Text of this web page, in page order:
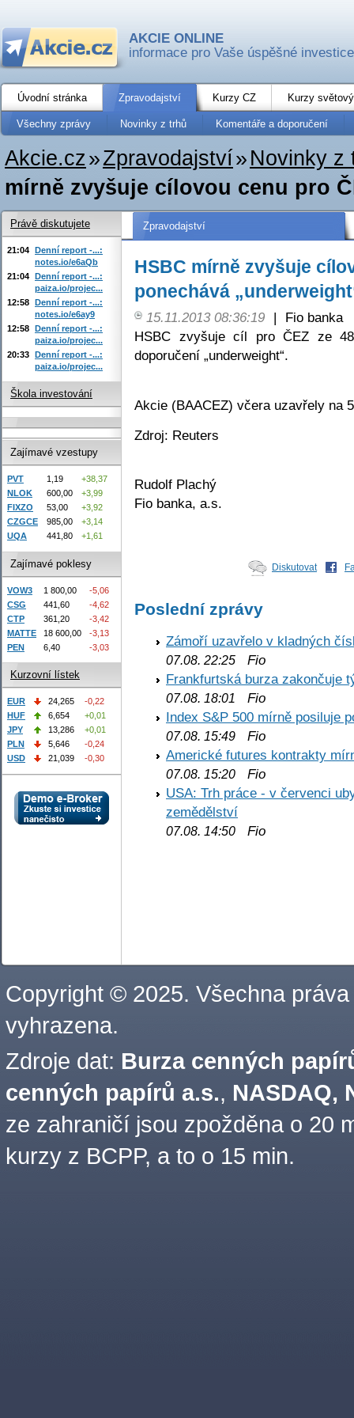
AKCIE ONLINE
informace pro Vaše úspěšné investice
Úvodní stránka Zpravodajství Kurzy CZ Kurzy
Všechny zprávy Novinky z trhů Komentáře a doporučení
Akcie.cz»Zpravodajství» Novinky z
mírně zvyšuje cílovou cenu pro
Zpravodajství
HSBC mírně zvyšuje
ponechává
15.11.2013 08:36:19 |
Fio banka
HSBC zvyšuje cíl pro ČEZ ze
doporučení „underweight“.
Akcie (BAACEZ) včera uzavřely na
Zdroj: Reuters
Rudolf Plachý
Fio banka, a.s.
Diskutovat
Poslední zprávy
Zámoří uzavřelo v kladných
07.08. 22:25 Fio
Frankfurtská burza zakončuje
07.08. 18:01
Fio
Index S&P 500 mírně posiluje
07.08. 15:49 Fio
Americké futures kontrakty
07.08. 15:20 Fio
USA: Trh práce - v červenci
zemědělství
07.08. 14:50 Fio
Právě diskutujete
21:04 Denní report -...:
notes.io/e6aQb
21:04 Denní report -...:
paiza.io/projec...
12:58 Denní report -...:
notes.io/e6ay9
12:58 Denní report -...:
paiza.io/projec...
20:33 Denní report -...:
paiza.io/projec...
Škola investování
Zajímavé vzestupy
PVT 1,19
+38,37
NLOK
600,00
+3,99
FIXZO
53,00
+3,92
CZGCE
985,00
+3,14
UQA
441,80 +1,61
Zajímavé poklesy
VOW3 1 800,00
-5,06
CSG
441,60
-4,62
CTP
361,20
-3,42
MATTE
18 600,00
-3,13
PEN
6,40 -3,03
Kurzovní lístek
EUR 24,265
-0,22
HUF
6,654
+0,01
JPY
13,286
+0,01
PLN
5,646
-0,24
USD
21,039 -0,30
Copyright © 2025. Všechna práva
vyhrazena.
Zdroje dat: Burza cenných
cenných papírů a.s., NASDAQ,
ze zahraničí jsou zpožděna o 20
kurzy z BCPP, a to o 15 min.